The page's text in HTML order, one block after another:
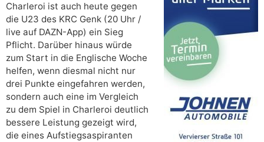
Charleroi ist auch heute gegen
die U23 des KRC Genk (20 Uhr /
live auf DAZN-App) ein Sieg
Pflicht. Darüber hinaus würde
zum Start in die Englische Woche
helfen, wenn diesmal nicht nur
drei Punkte eingefahren werden,
sondern auch eine im Vergleich
zu dem Spiel in Charleroi deutlich
bessere Leistung gezeigt wird,
die eines Aufstiegsaspiranten